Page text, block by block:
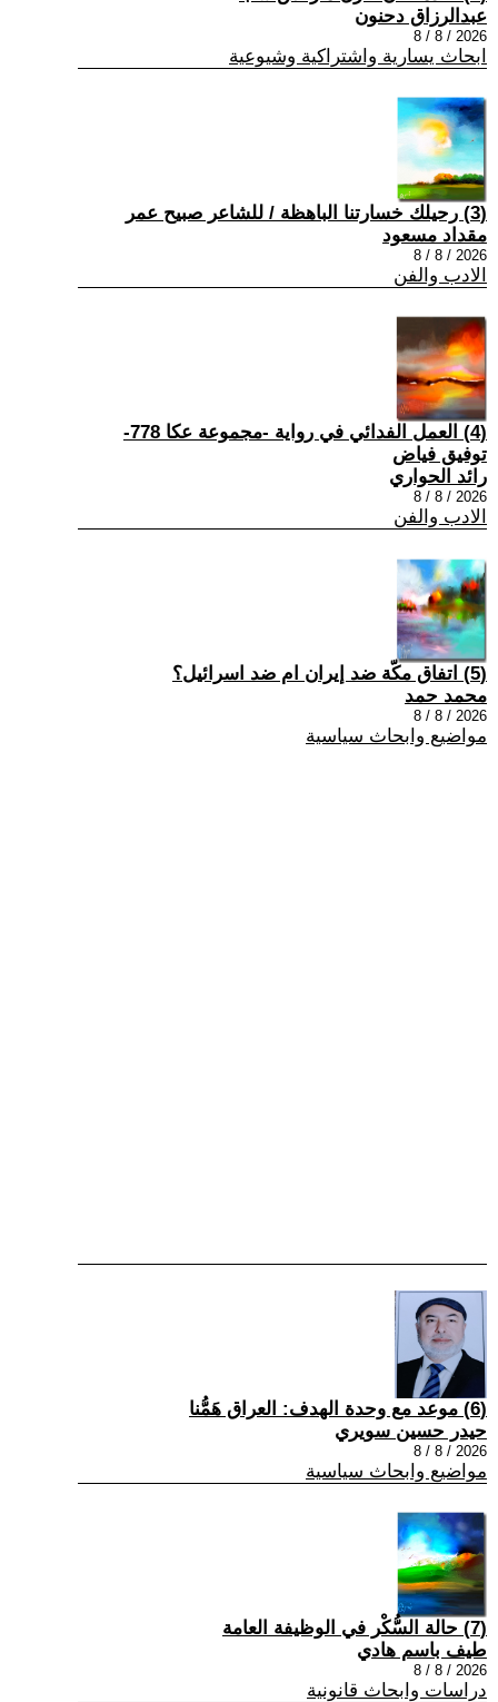
عبدالرزاق دحنون
2026 / 8 / 8
ابحاث يسارية واشتراكية وشيوعية
(3) رحيلك خسارتنا الباهظة / للشاعر صبيح عمر
مقداد مسعود
2026 / 8 / 8
الادب والفن
(4) العمل الفدائي في رواية -مجموعة عكا 778-
توفيق فياض
رائد الحواري
2026 / 8 / 8
الادب والفن
(5) اتفاق مكّة ضد إيران ام ضد اسرائيل؟
محمد حمد
2026 / 8 / 8
مواضيع وابحاث سياسية
(6) موعد مع وحدة الهدف: العراق هَمُّنا
حيدر حسين سويري
2026 / 8 / 8
مواضيع وابحاث سياسية
(7) حالة السُّكْر في الوظيفة العامة
طيف باسم هادي
2026 / 8 / 8
دراسات وابحاث قانونية